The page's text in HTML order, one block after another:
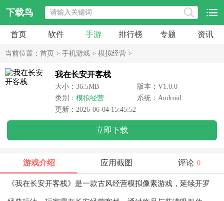
下载鸟
首页 软件 手游 排行榜 专题 资讯
当前位置： 首页 > 手机游戏 > 模拟经营 >
我在长安开客栈
大小：36.5MB
版本：V1.0.0
类别： 模拟经营
系统：Android
更新：2026-06-04 15:45:52
立即下载
游戏介绍 应用截图 评论 0
《我在长安开客栈》是一款古风经营模拟像素游戏 ，延续开罗